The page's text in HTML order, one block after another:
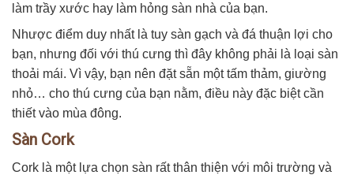
làm trầy xước hay làm hỏng sàn nhà của bạn.
Nhược điểm duy nhất là tuy sàn gạch và đá thuận lợi cho
bạn, nhưng đối với thú cưng thì đây không phải là loại sàn
thoải mái. Vì vậy, bạn nên đặt sẵn một tấm thảm, giường
nhỏ… cho thú cưng của bạn nằm, điều này đặc biệt cần
thiết vào mùa đông.
Sàn Cork
Cork là một lựa chọn sàn rất thân thiện với môi trường và